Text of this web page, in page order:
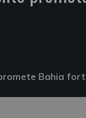
Bahia